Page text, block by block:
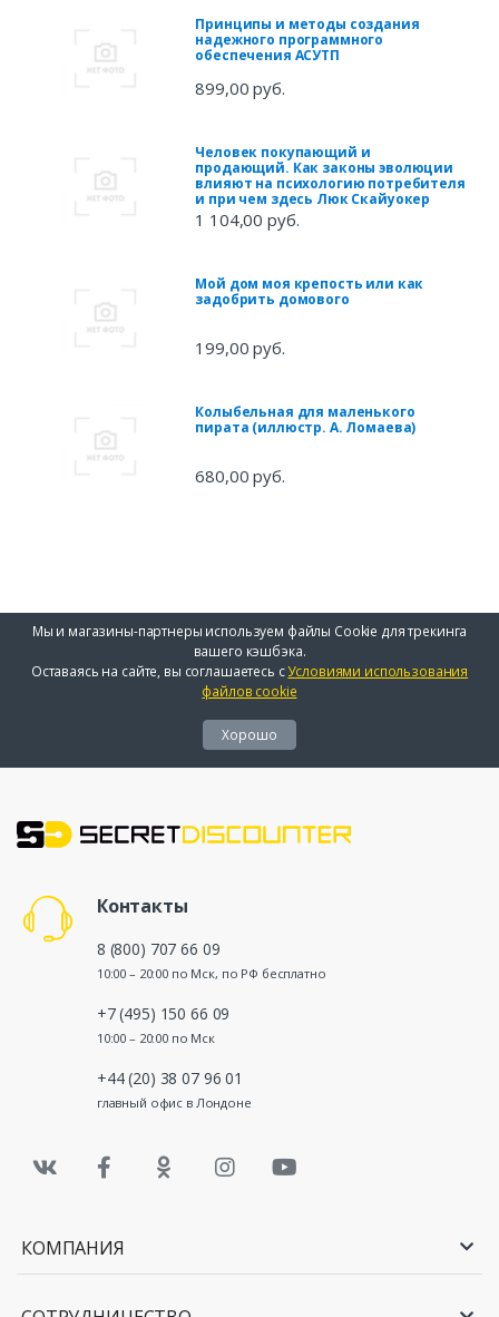
Принципы и методы создания
надежного программного
обеспечения АСУТП
899,00 руб.
Человек покупающий и
продающий. Как законы эволюции
влияют на психологию потребителя
и при чем здесь Люк Скайуокер
1 104,00 руб.
Мой дом моя крепость или как
задобрить домового
199,00 руб.
Колыбельная для маленького
пирата (иллюстр. А. Ломаева)
680,00 руб.
Мы и магазины-партнеры используем файлы Cookie для трекинга
вашего кэшбэка.
Оставаясь на сайте, вы соглашаетесь сУсловиями использования
файлов cookie
Хорошо
Контакты
8 (800) 707 66 09
10:00 – 20:00 по Мск, по РФ бесплатно
+7 (495) 150 66 09
10:00 – 20:00 по Мск
+44 (20) 38 07 96 01
главный офис в Лондоне
КОМПАНИЯ